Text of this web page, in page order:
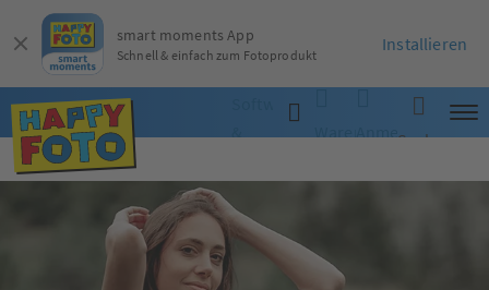
Software
WarenkorbAnmelden
Suche
smart moments App
Schnell & einfach zum Fotoprodukt
Installieren